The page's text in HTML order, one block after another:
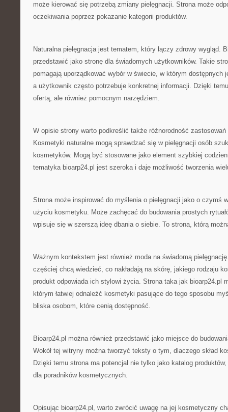
może kierować się potrzebą zmiany pielęgnacji. Strona może
oczekiwania poprzez pokazanie kategorii produktów.
Naturalna pielęgnacja jest tematem, który łączy zdrowy wygląd.
przedstawić jako stronę dla świadomych użytkowników. Takie
pomagają uporządkować wybór w świecie, w którym dostępnych
a użytkownik często potrzebuje konkretnej informacji. Dzięki
ofertą, ale również pomocnym narzędziem.
W opisie strony warto podkreślić także różnorodność
Kosmetyki naturalne mogą sprawdzać się w pielęgnacji osób
kosmetyków. Mogą być stosowane jako element szybkiej
tematyka bioarp24.pl jest szeroka i daje możliwość tworzenia
Strona może inspirować do myślenia o pielęgnacji jako o czymś
użyciu kosmetyku. Może zachęcać do budowania prostych
wpisuje się w szerszą ideę dbania o siebie. To strona, którą
Ważnym kontekstem jest również moda na świadomą
częściej chcą wiedzieć, co nakładają na skórę, jakiego rodzaju
produkt odpowiada ich stylowi życia. Strona taka jak bioarp24.pl
którym łatwiej odnaleźć kosmetyki pasujące do tego sposobu
bliska osobom, które cenią dostępność.
Bioarp24.pl można również przedstawić jako miejsce do
Wokół tej witryny można tworzyć teksty o tym, dlaczego skład
Dzięki temu strona ma potencjał nie tylko jako katalog
dla poradników kosmetycznych.
Opisując bioarp24.pl, warto zwrócić uwagę na jej kosmetyczny